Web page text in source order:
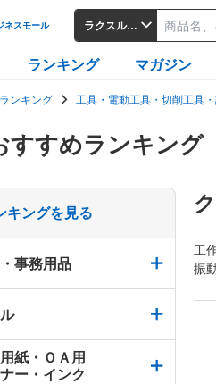
ネスモール ラクスルビジネスモール
ランキング マガジン
ランキング 工具・電動工具・切削工具
すすめランキング
キングを見る
事務用品
紙・ＯＡ用
ー・インク
工
振